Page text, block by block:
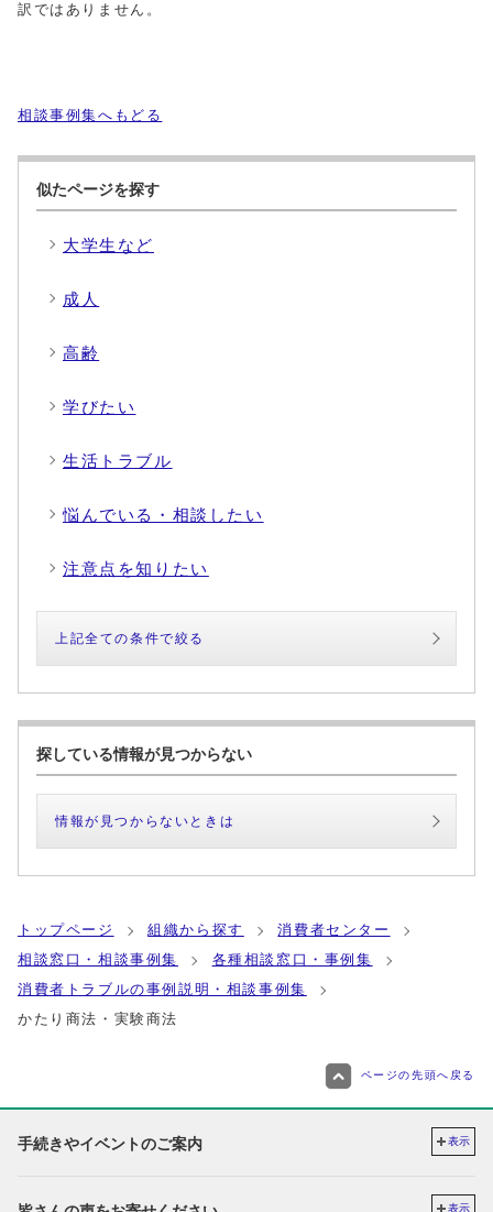
訳ではありません。
相談事例集へもどる
似たページを探す
大学生など
成人
高齢
学びたい
生活トラブル
悩んでいる・相談したい
注意点を知りたい
上記全ての条件で絞る
探している情報が見つからない
情報が見つからないときは
トップページ 組織から探す
消費者センター
相談窓口・相談事例集
各種相談窓口・事例集
消費者トラブルの事例説明・相談事例集
かたり商法・実験商法
ページの先頭へ戻る
手続きやイベントのご案内 表示
表示